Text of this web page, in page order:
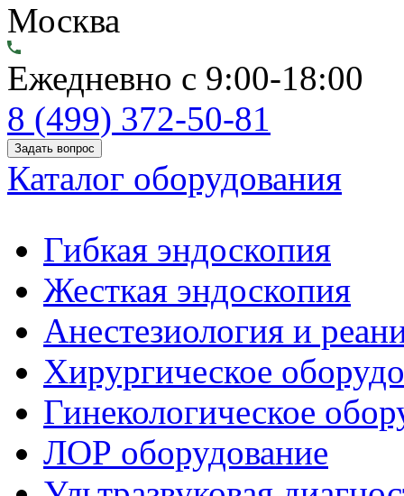
Москва
Ежедневно с 9:00-18:00
8 (499) 372-50-81
Задать вопрос
Каталог оборудования
Гибкая эндоскопия
Жесткая эндоскопия
Анестезиология и
Хирургическое
Гинекологическое
ЛОР оборудование